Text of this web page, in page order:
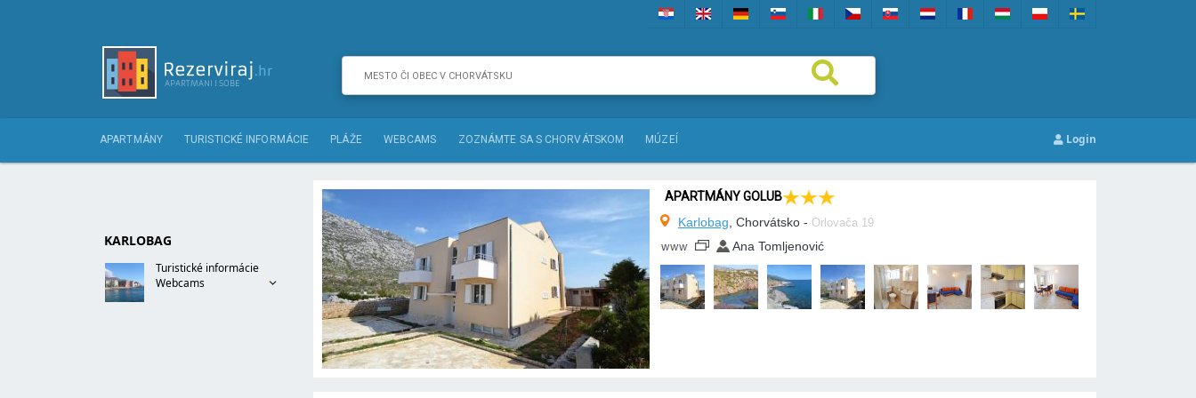
APARTMÁNY TURISTICKÉ INFORMÁCIE PLÁŽE WEBCAMS ZOZNÁMTE SA S CHORVÁTSKOM MÚZEÍ Login
KARLOBAG
Turistické informácie
Webcams
APARTMÁNY GOLUB
Karlobag , Chorvátsko - Orlovača 19
Ana Tomljenović